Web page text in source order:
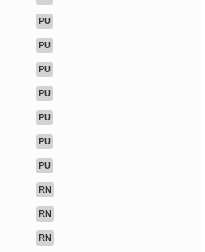
PU
PU
PU
PU
PU
PU
PU
RN
RN
RN